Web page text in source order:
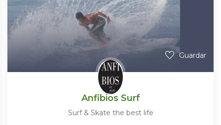
Guardar
Anfibios Surf
Surf & Skate the best life